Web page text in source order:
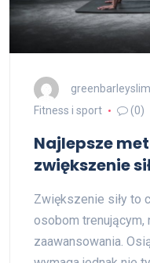
Fitness i sport
(0)
Najlepsze
zwiększenie
Zwiększenie siły to
osobom
zaawansowania.